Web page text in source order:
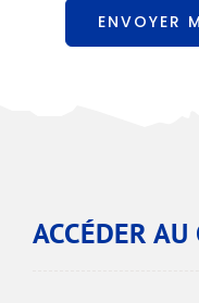
ENVOYER
ACCÉDER